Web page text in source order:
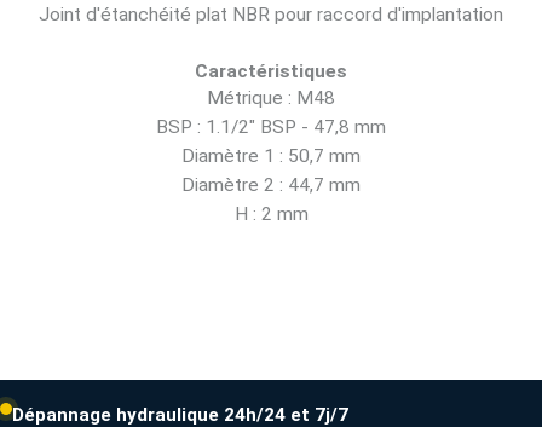
Joint d'étanchéité plat NBR pour raccord d'implantation
Caractéristiques
Métrique : M48
BSP : 1.1/2" BSP - 47,8 mm
Diamètre 1 : 50,7 mm
Diamètre 2 : 44,7 mm
H : 2 mm
Dépannage hydraulique 24h/24 et 7j/7